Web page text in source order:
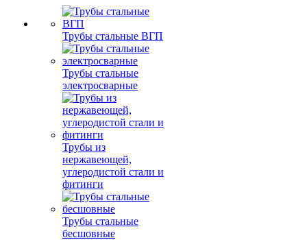
Трубы стальные ВГП
Трубы стальные
электросварные
Трубы из
нержавеющей,
углеродистой стали и
фитинги
Трубы стальные
бесшовные